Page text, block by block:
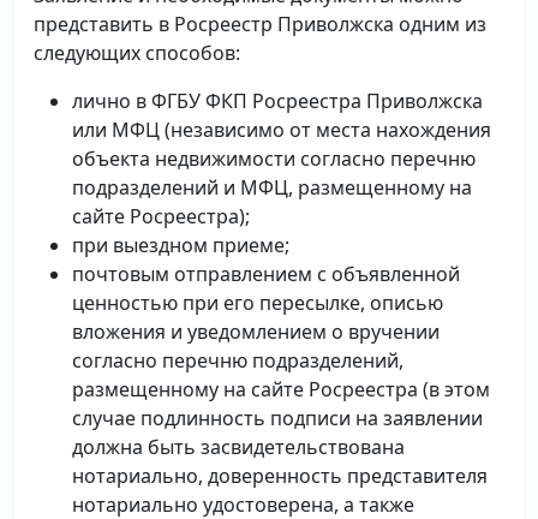
представить в Росреестр Приволжска одним из
следующих способов:
лично в ФГБУ ФКП Росреестра Приволжска
или МФЦ (независимо от места нахождения
объекта недвижимости согласно перечню
подразделений и МФЦ, размещенному на
сайте Росреестра);
при выездном приеме;
почтовым отправлением с объявленной
ценностью при его пересылке, описью
вложения и уведомлением о вручении
согласно перечню подразделений,
размещенному на сайте Росреестра (в этом
случае подлинность подписи на заявлении
должна быть засвидетельствована
нотариально, доверенность представителя
нотариально удостоверена, а также